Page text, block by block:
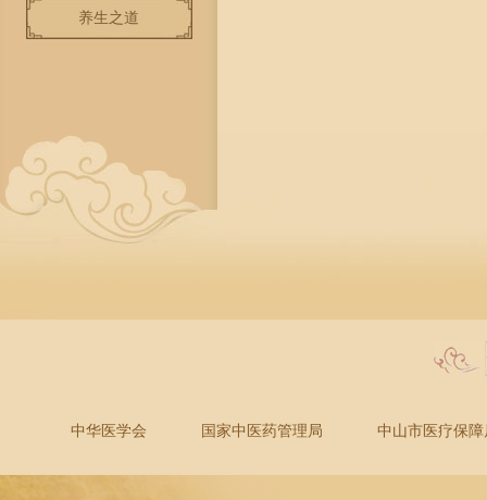
养生之道
中华医学会 国家中医药管理局 中山市医疗保障